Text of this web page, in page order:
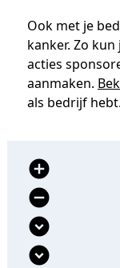
Ook met je
kanker. Zo
acties
aanmaken.
als bedrijf hebt.
add_circle
remove_circle
expand_circle_down
expand_circle_down